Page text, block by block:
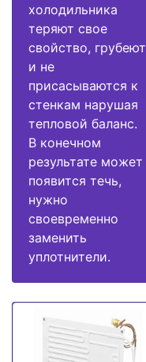
холодильника
теряют свое
свойство, грубеют
и не
присасываются к
стенкам нарушая
тепловой баланс.
В конечном
результате может
появится течь,
нужно
своевременно
заменить
уплотнители.